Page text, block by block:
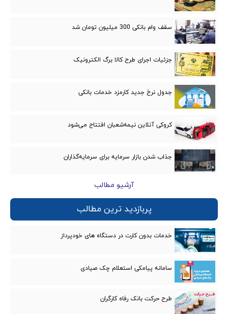
سقف وام بانکی 300 میلیون تومان شد
جزئیات اجرای طرح کالا برگ الکترونیک
جدول نرخ جدید کارمزد خدمات بانکی
کروکی آنلاین نیمه‌شعبان افتتاح می‌شود
جذاب شدن بازار سرمایه برای سرمایه‌گذاران
آرشیو مطالب
پربازدید ترین مطالب
خدمات بدون کارت در دستگاه های خودپرداز
سامانه پیامکی استعلام چک صیادی
طرح حرکت بانک رفاه کارگران